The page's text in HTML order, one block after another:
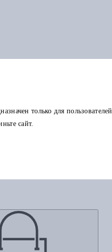
только для пользователей
сайт.